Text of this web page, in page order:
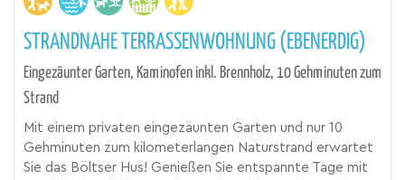
STRANDNAHE TERRASSENWOHNUNG (EBENERDIG)
Eingezäunter Garten, Kaminofen inkl. Brennholz, 10 Gehminuten zum
Strand
Mit einem privaten eingezäunten Garten und nur 10
Gehminuten zum kilometerlangen Naturstrand erwartet
Sie das Böltser Hus! Genießen Sie entspannte Tage mit